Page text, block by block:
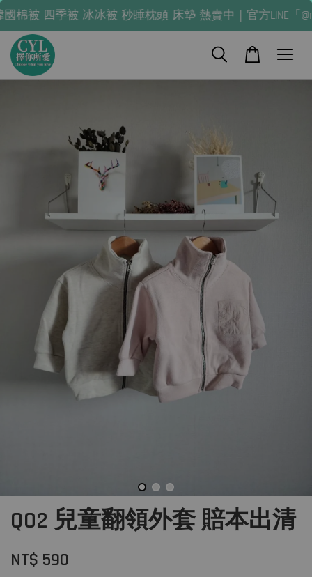
四季被 冰冰被 秒睡枕頭 床墊 熱賣中｜官方LINE「
Q02 兒童翻領外套 賠本出清
NT$ 590